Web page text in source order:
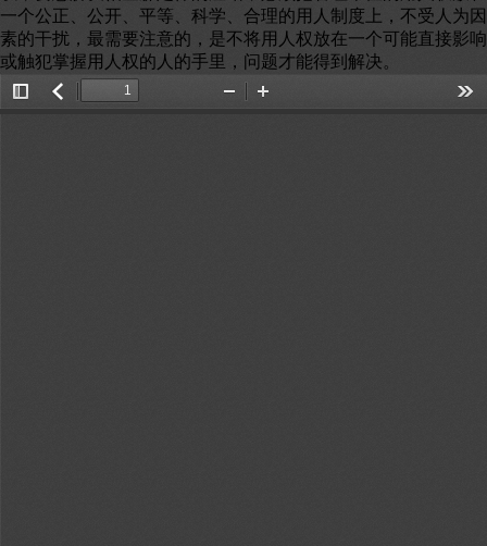
一个公正、公开、平等、科学、合理的用人制度上，不受人为因
素的干扰，最需要注意的，是不将用人权放在一个可能直接影响
或触犯掌握用人权的人的手里，问题才能得到解决。
Toggle返
Zoom